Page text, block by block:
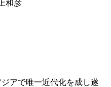
和彦
アで唯一近代化を成し遂